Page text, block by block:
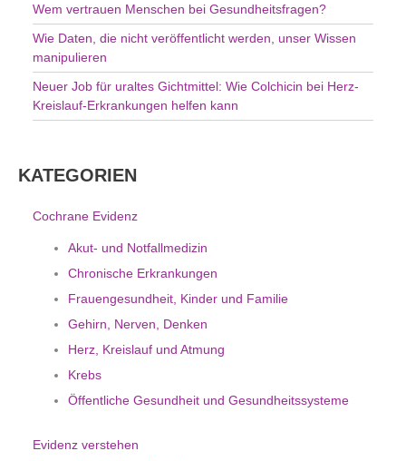
Wem vertrauen Menschen bei Gesundheitsfragen?
Wie Daten, die nicht veröffentlicht werden, unser Wissen
manipulieren
Neuer Job für uraltes Gichtmittel: Wie Colchicin bei Herz-
Kreislauf-Erkrankungen helfen kann
KATEGORIEN
Cochrane Evidenz
Akut- und Notfallmedizin
Chronische Erkrankungen
Frauengesundheit, Kinder und Familie
Gehirn, Nerven, Denken
Herz, Kreislauf und Atmung
Krebs
Öffentliche Gesundheit und Gesundheitssysteme
Evidenz verstehen